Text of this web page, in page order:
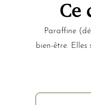
Ce
Paraffine
bien-être.